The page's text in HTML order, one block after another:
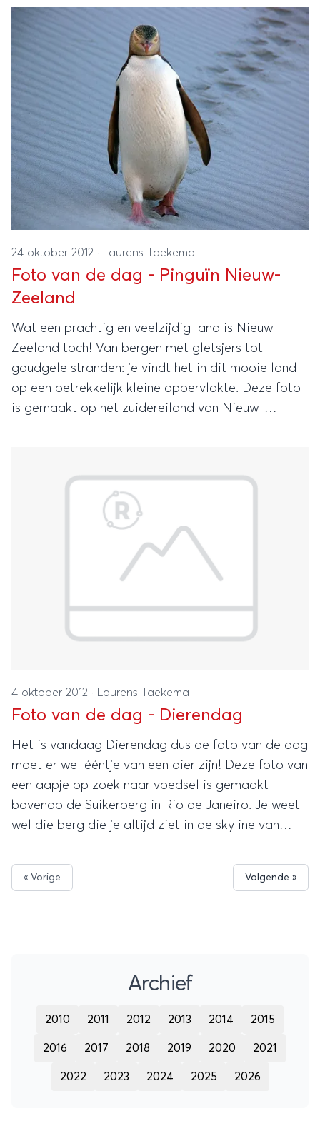
24 oktober 2012 · Laurens Taekema
Foto van de dag - Pinguïn Nieuw-
Zeeland
Wat een prachtig en veelzijdig land is Nieuw-
Zeeland toch! Van bergen met gletsjers tot
goudgele stranden: je vindt het in dit mooie land
op een betrekkelijk kleine oppervlakte. Deze foto
is gemaakt op het zuidereiland van Nieuw-
4 oktober 2012 · Laurens Taekema
Foto van de dag - Dierendag
Het is vandaag Dierendag dus de foto van de dag
moet er wel ééntje van een dier zijn! Deze foto van
een aapje op zoek naar voedsel is gemaakt
bovenop de Suikerberg in Rio de Janeiro. Je weet
wel die berg die je altijd ziet in de skyline van
« Vorige Volgende »
Archief
2010 2011 2012 2013 2014 2015
2016 2017 2018 2019 2020 2021
2022 2023 2024 2025 2026